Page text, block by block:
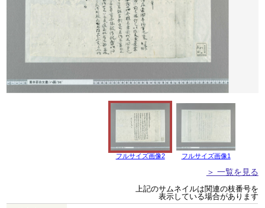
フルサイズ画像2 フルサイズ画像1
＞ 一覧を見る
上記のサムネイルは関連の枝番号を
表示している場合があります